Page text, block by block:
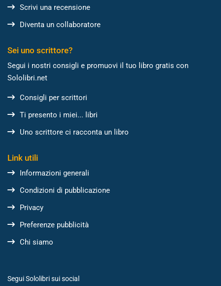
Scrivi una recensione
Diventa un collaboratore
Sei uno scrittore?
Segui i nostri consigli e promuovi il tuo libro gratis con
Sololibri.net
Consigli per scrittori
Ti presento i miei... libri
Uno scrittore ci racconta un libro
Link utili
Informazioni generali
Condizioni di pubblicazione
Privacy
Preferenze pubblicità
Chi siamo
Segui Sololibri sui social